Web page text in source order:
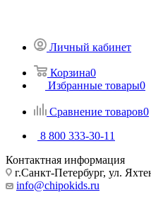
Личный кабинет
Корзина0
Избранные товары0
Сравнение товаров0
8 800 333-30-11
Контактная информация
г.Санкт-Петербург, ул.
info@chipokids.ru